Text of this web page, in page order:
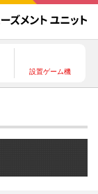
設置ゲーム機